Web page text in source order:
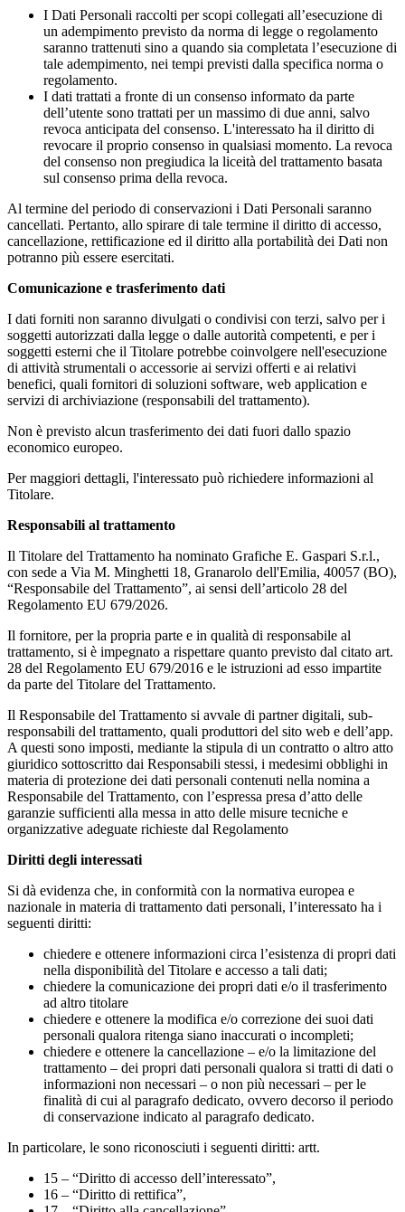
I Dati Personali raccolti per scopi collegati all’esecuzione di
un adempimento previsto da norma di legge o regolamento
saranno trattenuti sino a quando sia completata l’esecuzione di
tale adempimento, nei tempi previsti dalla specifica norma o
regolamento.
I dati trattati a fronte di un consenso informato da parte
dell’utente sono trattati per un massimo di due anni, salvo
revoca anticipata del consenso. L'interessato ha il diritto di
revocare il proprio consenso in qualsiasi momento. La revoca
del consenso non pregiudica la liceità del trattamento basata
sul consenso prima della revoca.
Al termine del periodo di conservazioni i Dati Personali saranno
cancellati. Pertanto, allo spirare di tale termine il diritto di accesso,
cancellazione, rettificazione ed il diritto alla portabilità dei Dati non
potranno più essere esercitati.
Comunicazione e trasferimento dati
I dati forniti non saranno divulgati o condivisi con terzi, salvo per i
soggetti autorizzati dalla legge o dalle autorità competenti, e per i
soggetti esterni che il Titolare potrebbe coinvolgere nell'esecuzione
di attività strumentali o accessorie ai servizi offerti e ai relativi
benefici, quali fornitori di soluzioni software, web application e
servizi di archiviazione (responsabili del trattamento).
Non è previsto alcun trasferimento dei dati fuori dallo spazio
economico europeo.
Per maggiori dettagli, l'interessato può richiedere informazioni al
Titolare.
Responsabili al trattamento
Il Titolare del Trattamento ha nominato Grafiche E. Gaspari S.r.l.,
con sede a Via M. Minghetti 18, Granarolo dell'Emilia, 40057 (BO),
“Responsabile del Trattamento”, ai sensi dell’articolo 28 del
Regolamento EU 679/2026.
Il fornitore, per la propria parte e in qualità di responsabile al
trattamento, si è impegnato a rispettare quanto previsto dal citato art.
28 del Regolamento EU 679/2016 e le istruzioni ad esso impartite
da parte del Titolare del Trattamento.
Il Responsabile del Trattamento si avvale di partner digitali, sub-
responsabili del trattamento, quali produttori del sito web e dell’app.
A questi sono imposti, mediante la stipula di un contratto o altro atto
giuridico sottoscritto dai Responsabili stessi, i medesimi obblighi in
materia di protezione dei dati personali contenuti nella nomina a
Responsabile del Trattamento, con l’espressa presa d’atto delle
garanzie sufficienti alla messa in atto delle misure tecniche e
organizzative adeguate richieste dal Regolamento
Diritti degli interessati
Si dà evidenza che, in conformità con la normativa europea e
nazionale in materia di trattamento dati personali, l’interessato ha i
seguenti diritti:
chiedere e ottenere informazioni circa l’esistenza di propri dati
nella disponibilità del Titolare e accesso a tali dati;
chiedere la comunicazione dei propri dati e/o il trasferimento
ad altro titolare
chiedere e ottenere la modifica e/o correzione dei suoi dati
personali qualora ritenga siano inaccurati o incompleti;
chiedere e ottenere la cancellazione – e/o la limitazione del
trattamento – dei propri dati personali qualora si tratti di dati o
informazioni non necessari – o non più necessari – per le
finalità di cui al paragrafo dedicato, ovvero decorso il periodo
di conservazione indicato al paragrafo dedicato.
In particolare, le sono riconosciuti i seguenti diritti: artt.
15 – “Diritto di accesso dell’interessato”,
16 – “Diritto di rettifica”,